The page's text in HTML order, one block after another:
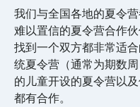
我们与全国各地的夏令
难以置信的夏令营合作
找到一个双方都非常适
统夏令营（通常为期数
的儿童开设的夏令营以
都有合作。